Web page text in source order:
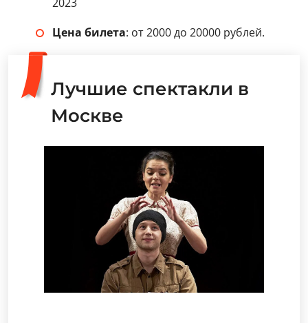
Цена билета: от 2000 до 20000 рублей.
Лучшие спектакли в
Москве